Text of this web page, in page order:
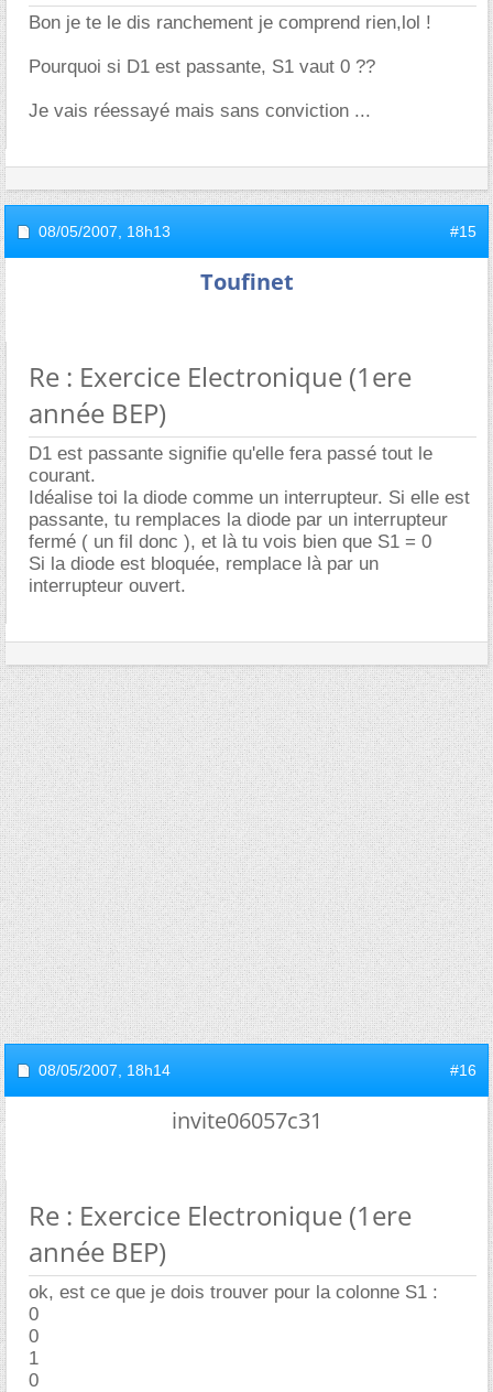
Bon je te le dis ranchement je comprend rien,lol !
Pourquoi si D1 est passante, S1 vaut 0 ??
Je vais réessayé mais sans conviction ...
08/05/2007, 18h13 #15
Toufinet
Re : Exercice Electronique (1ere
année BEP)
D1 est passante signifie qu'elle fera passé tout le
courant.
Idéalise toi la diode comme un interrupteur. Si elle est
passante, tu remplaces la diode par un interrupteur
fermé ( un fil donc ), et là tu vois bien que S1 = 0
Si la diode est bloquée, remplace là par un
interrupteur ouvert.
08/05/2007, 18h14 #16
invite06057c31
Re : Exercice Electronique (1ere
année BEP)
ok, est ce que je dois trouver pour la colonne S1 :
0
0
1
0